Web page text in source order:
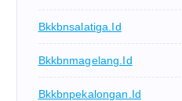
Bkkbnsalatiga.id
Bkkbnmagelang.id
Bkkbnpekalongan.id